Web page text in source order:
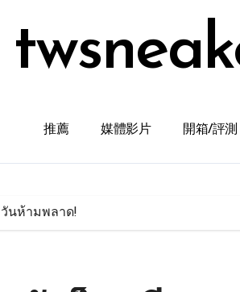
推薦 媒體影片 開箱/評測
นห้ามพลาด!